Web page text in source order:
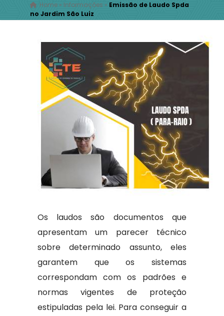
Home» Informações » Emissão de Laudo Spda
no Jardim São Luiz
Os laudos são documentos que
apresentam um parecer técnico
sobre determinado assunto, eles
garantem que os sistemas
correspondam com os padrões e
normas vigentes de proteção
estipuladas pela lei. Para conseguir a